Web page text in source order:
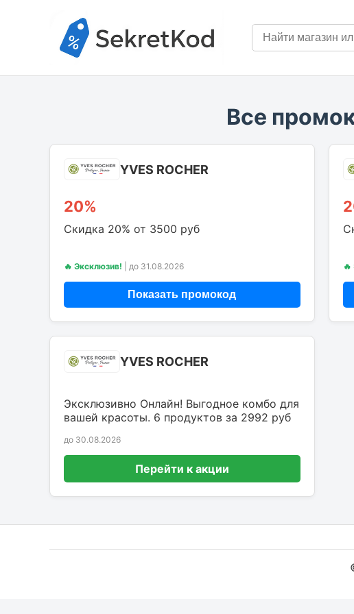
Все
YVES ROCHER
20%
Скидка 20% от 3500 руб
🔥 Эксклюзив! до 31.08.2026
Показать промокод
YVES ROCHER
Эксклюзивно Онлайн! Выгодное комбо для
вашей красоты. 6 продуктов за 2992 руб
до 30.08.2026
Перейти к акции